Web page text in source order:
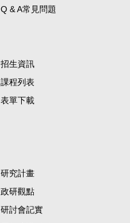
Q & A常見問題
招生資訊
課程列表
表單下載
研究計畫
政研觀點
研討會記實